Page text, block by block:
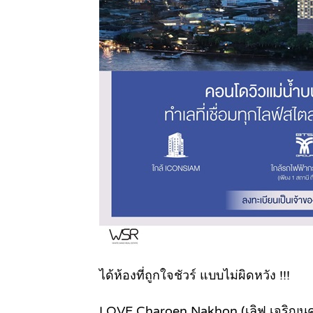
ได้ห้องที่ถูกใจชัวร์ แบบไม่ผิดหวัง !!!